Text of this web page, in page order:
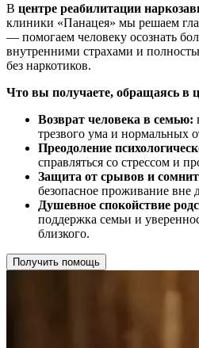
В центре реабилитации
клиники «Панацея» мы решаем
— помогаем человеку осознать
внутренними страхами и
без наркотиков.
Что вы получаете, обращаясь в
Возврат человека в семью:
трезвого ума и нормальных
Преодоление
справляться со стрессом и
Защита от срывов и
безопасное проживание вне
Душевное спокойствие
поддержка семьи и
близкого.
Получить помощь